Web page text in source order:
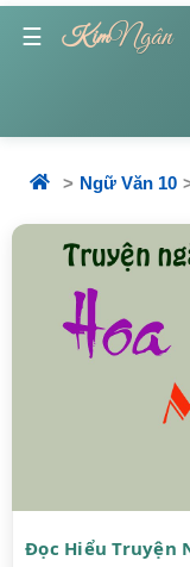
☰ KimNgân
Ngữ Văn 10
Đọc Hiểu Truyện